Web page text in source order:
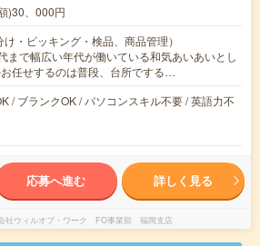
)30、000円
・ピッキング・検品、商品管理）
まで幅広い年代が働いている和気あいあいとし
任せするのは普段、台所でする…
/ ブランクOK / パソコンスキル不要 / 英語力不
応募へ進む 詳しく見る
社ウィルオブ・ワーク FO事業部 福岡支店